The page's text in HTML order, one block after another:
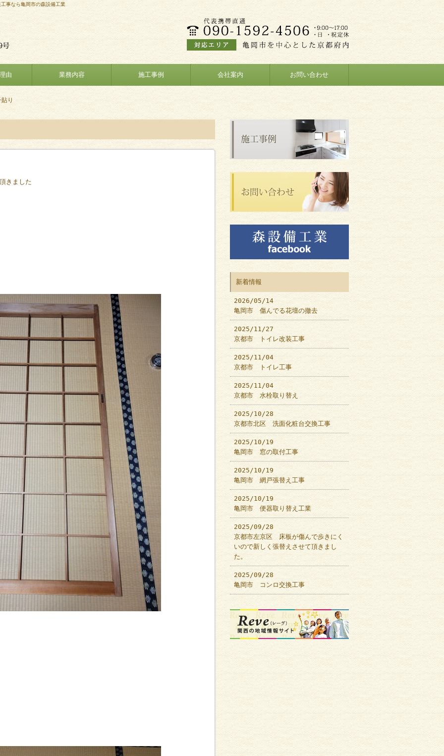
事なら亀岡市の森設備工業
由 業務内容 施工事例 会社案内 お問い合わせ
り
きました
新着情報
2026/05/14
亀岡市 傷んでる花壇の撤去
2025/11/27
京都市 トイレ改装工事
2025/11/04
京都市 トイレ工事
2025/11/04
京都市 水栓取り替え
2025/10/28
京都市北区 洗面化粧台交換工事
2025/10/19
亀岡市 窓の取付工事
2025/10/19
亀岡市 網戸張替え工事
2025/10/19
亀岡市 便器取り替え工業
2025/09/28
京都市左京区 床板が傷んで歩きにく
いので新しく張替えさせて頂きまし
た。
2025/09/28
亀岡市 コンロ交換工事